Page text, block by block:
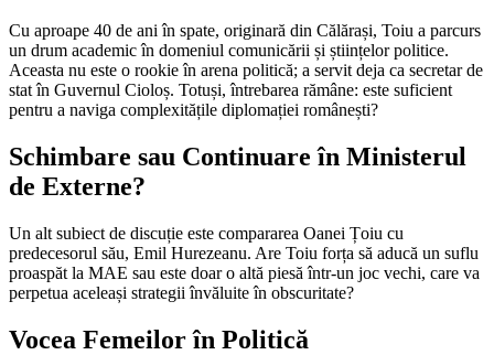
Cu aproape 40 de ani în spate, originară din Călărași, Toiu a parcurs
un drum academic în domeniul comunicării și științelor politice.
Aceasta nu este o rookie în arena politică; a servit deja ca secretar de
stat în Guvernul Cioloș. Totuși, întrebarea rămâne: este suficient
pentru a naviga complexitățile diplomației românești?
Schimbare sau Continuare în Ministerul
de Externe?
Un alt subiect de discuție este compararea Oanei Țoiu cu
predecesorul său, Emil Hurezeanu. Are Toiu forța să aducă un suflu
proaspăt la MAE sau este doar o altă piesă într-un joc vechi, care va
perpetua aceleași strategii învăluite în obscuritate?
Vocea Femeilor în Politică